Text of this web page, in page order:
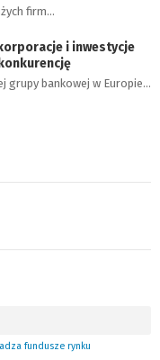
firm…
i inwestycje
grupy bankowej w Europie…
fundusze rynku